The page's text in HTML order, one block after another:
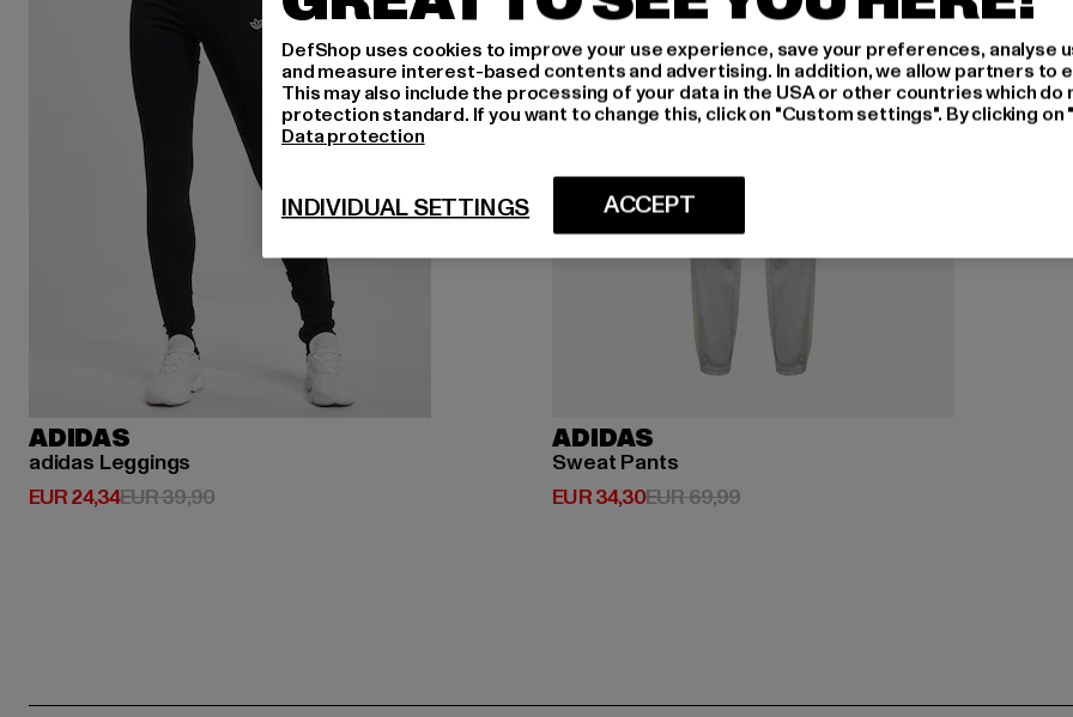
ADIDAS
adidas Leggings
EUR 24,34
Huidige prijs: EUR 24,34
EUR 39,90Actieprijs: EUR 39,90
ADIDAS
Sweat Pants
EUR 34,30
Huidige prijs: EUR 34,30
EUR 69,99Actieprijs: EUR 69,99
DefShop uses cookies to improve your use experience, save your preferences, analyse
and measure interest-based contents and advertising. In addition, we allow partners to
This may also include the processing of your data in the USA or other countries which do
protection standard. If you want to change this, click on "Custom settings". By clicking
Data protection
ACCEPT
INDIVIDUAL SETTINGS